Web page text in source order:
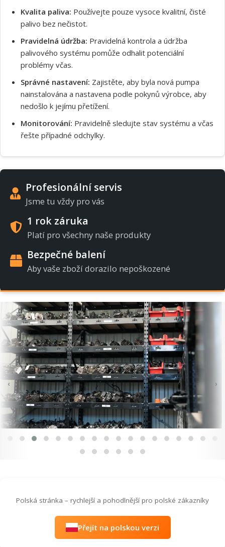
Kvalita paliva: Používejte pouze vysoce kvalitní, čisté
palivo bez nečistot.
Pravidelná údržba: Pravidelná kontrola a údržba
palivového systému pomůže odhalit potenciální
problémy včas.
Správné nastavení: Zajistěte, aby byla nová pumpa
nainstalována a nastavena podle pokynů výrobce, aby
nedošlo k jejímu přetížení.
Monitorování: Pravidelně sledujte stav systému a včas
řešte případné odchylky.
Profesionální servis
Jsme tu vždy pro vás
1 rok záruka
Platí pro všechny naše produkty
Bezpečné balení
Aby vaše zboží dorazilo nepoškozené
‹ ›
Polská stránka – rychlejší a pohodlnější pro polské zákazníky
Přejít na polskou verzi